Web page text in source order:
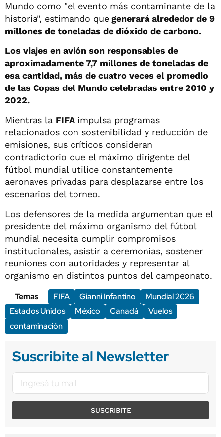
Mundo como "el evento más contaminante de la
historia", estimando que generará alrededor de 9
millones de toneladas de dióxido de carbono.
Los viajes en avión son responsables de
aproximadamente 7,7 millones de toneladas de
esa cantidad, más de cuatro veces el promedio
de las Copas del Mundo celebradas entre 2010 y
2022.
Mientras la FIFA impulsa programas
relacionados con sostenibilidad y reducción de
emisiones, sus críticos consideran
contradictorio que el máximo dirigente del
fútbol mundial utilice constantemente
aeronaves privadas para desplazarse entre los
escenarios del torneo.
Los defensores de la medida argumentan que el
presidente del máximo organismo del fútbol
mundial necesita cumplir compromisos
institucionales, asistir a ceremonias, sostener
reuniones con autoridades y representar al
organismo en distintos puntos del campeonato.
Temas
FIFA Gianni Infantino
Mundial 2026
Estados Unidos
México Canadá
Vuelos
contaminación
Suscribite al Newsletter
SUSCRIBITE